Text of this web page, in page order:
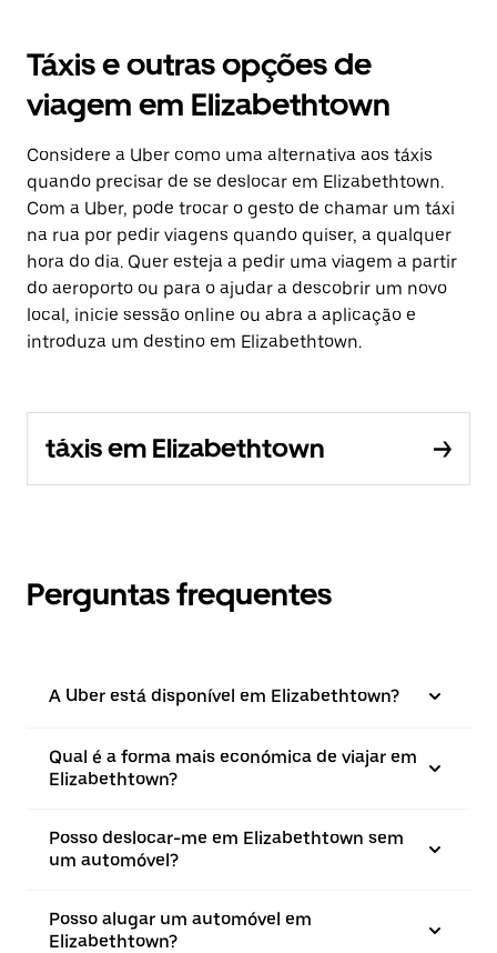
Táxis e outras opções de
viagem em Elizabethtown
Considere a Uber como uma alternativa aos táxis
quando precisar de se deslocar em Elizabethtown.
Com a Uber, pode trocar o gesto de chamar um táxi
na rua por pedir viagens quando quiser, a qualquer
hora do dia. Quer esteja a pedir uma viagem a partir
do aeroporto ou para o ajudar a descobrir um novo
local, inicie sessão online ou abra a aplicação e
introduza um destino em Elizabethtown.
táxis em Elizabethtown
Perguntas frequentes
A Uber está disponível em Elizabethtown?
Qual é a forma mais económica de viajar em
Elizabethtown?
Posso deslocar-me em Elizabethtown sem
um automóvel?
Posso alugar um automóvel em
Elizabethtown?